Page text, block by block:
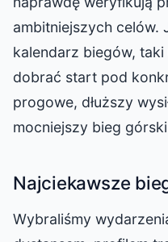
ambitniejszych celów.
kalendarz biegów,
dobrać start pod
progowe, dłuższy
mocniejszy bieg
Najciekawsze
Wybraliśmy